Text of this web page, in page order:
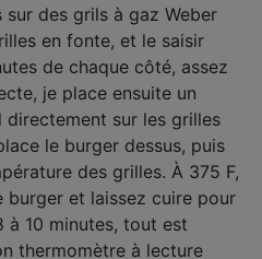
sur des grils à gaz Weber
en fonte, et le saisir
de chaque côté, assez
je place ensuite un
directement sur les grilles
le burger dessus, puis
des grilles. À 375 F,
burger et laissez cuire pour
à 10 minutes, tout est
thermomètre à lecture